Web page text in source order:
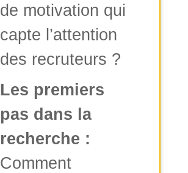
de motivation qui
capte l’attention
des recruteurs ?
Les premiers
pas dans la
recherche :
Comment